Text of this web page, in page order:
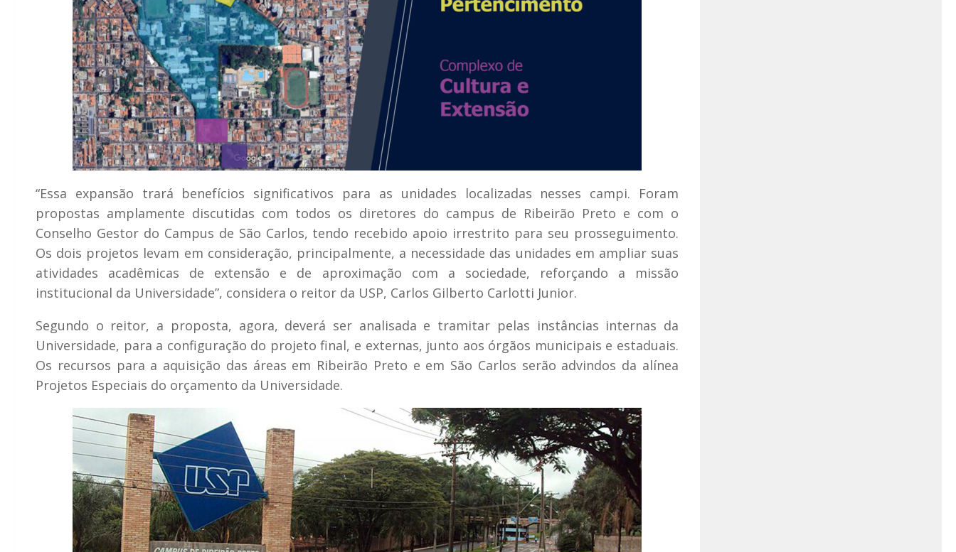
“Essa expansão trará benefícios significativos para as unidades localizadas nesses campi. Foram
propostas amplamente discutidas com todos os diretores do campus de Ribeirão Preto e com o
Conselho Gestor do Campus de São Carlos, tendo recebido apoio irrestrito para seu prosseguimento.
Os dois projetos levam em consideração, principalmente, a necessidade das unidades em ampliar suas
atividades acadêmicas de extensão e de aproximação com a sociedade, reforçando a missão
institucional da Universidade”, considera o reitor da USP, Carlos Gilberto Carlotti Junior.
Segundo o reitor, a proposta, agora, deverá ser analisada e tramitar pelas instâncias internas da
Universidade, para a configuração do projeto final, e externas, junto aos órgãos municipais e estaduais.
Os recursos para a aquisição das áreas em Ribeirão Preto e em São Carlos serão advindos da alínea
Projetos Especiais do orçamento da Universidade.